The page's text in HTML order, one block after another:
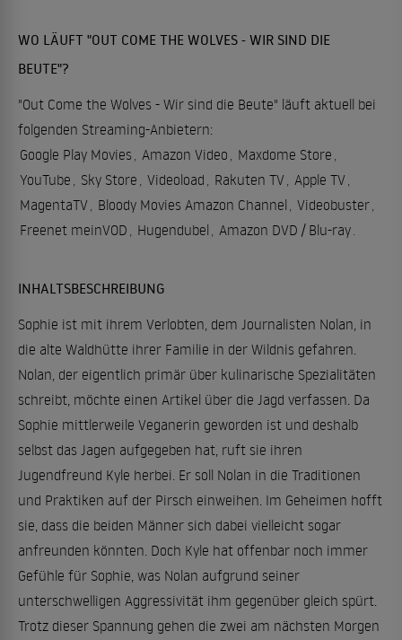
WO LÄUFT "OUT COME THE WOLVES - WIR SIND DIE
BEUTE"?
"Out Come the Wolves - Wir sind die Beute" läuft aktuell bei
folgenden Streaming-Anbietern:
Google Play Movies Amazon Video Maxdome Store
YouTube
Sky Store Videoload Rakuten TV Apple TV
MagentaTV Bloody Movies Amazon Channel Videobuster
Freenet meinVOD
Hugendubel Amazon DVD / Blu-ray
INHALTSBESCHREIBUNG
Sophie ist mit ihrem Verlobten, dem Journalisten Nolan, in
die alte Waldhütte ihrer Familie in der Wildnis gefahren.
Nolan, der eigentlich primär über kulinarische Spezialitäten
schreibt, möchte einen Artikel über die Jagd verfassen. Da
Sophie mittlerweile Veganerin geworden ist und deshalb
selbst das Jagen aufgegeben hat, ruft sie ihren
Jugendfreund Kyle herbei. Er soll Nolan in die Traditionen
und Praktiken auf der Pirsch einweihen. Im Geheimen hofft
sie, dass die beiden Männer sich dabei vielleicht sogar
anfreunden könnten. Doch Kyle hat offenbar noch immer
Gefühle für Sophie, was Nolan aufgrund seiner
unterschwelligen Aggressivität ihm gegenüber gleich spürt.
Trotz dieser Spannung gehen die zwei am nächsten Morgen